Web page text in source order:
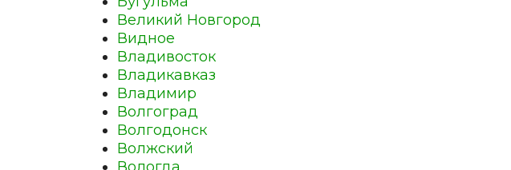
Великий Новгород
Видное
Владивосток
Владикавказ
Владимир
Волгоград
Волгодонск
Волжский